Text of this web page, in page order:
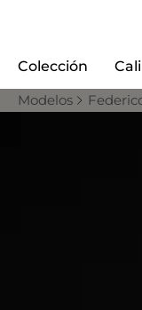
Colección
Modelos